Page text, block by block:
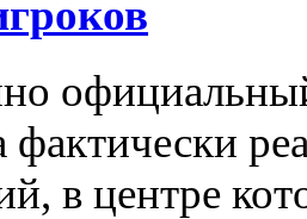
фактически
в центре